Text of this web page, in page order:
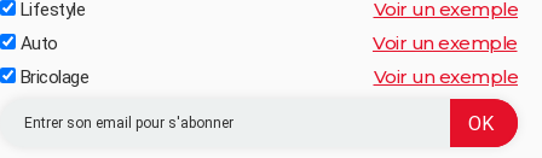
Lifestyle Voir un exemple
Auto Voir un exemple
Bricolage Voir un exemple